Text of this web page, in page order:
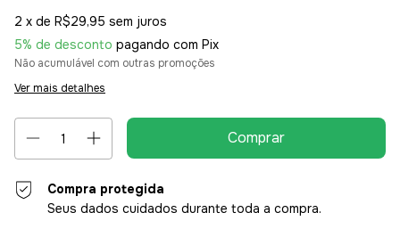
2 x de R$29,95 sem juros
5% de desconto pagando com Pix
Não acumulável com outras promoções
Ver mais detalhes
Compra protegida
Seus dados cuidados durante toda a compra.